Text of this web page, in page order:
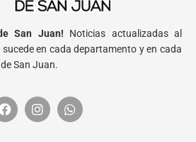
San Juan! Noticias actualizadas al
en cada departamento y en cada
San Juan.